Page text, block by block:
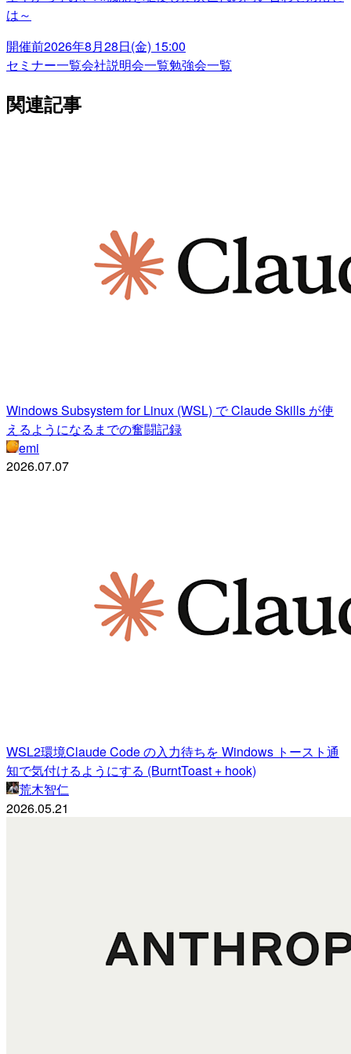
は～
開催前2026年8月28日(金) 15:00
セミナー一覧会社説明会一覧勉強会一覧
関連記事
Windows Subsystem for Linux (WSL) で Claude Skills が使
えるようになるまでの奮闘記録
emi
2026.07.07
WSL2環境Claude Code の入力待ちを Windows トースト通
知で気付けるようにする (BurntToast + hook)
荒木智仁
2026.05.21